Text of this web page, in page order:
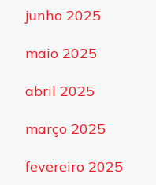
junho 2025
maio 2025
abril 2025
março 2025
fevereiro 2025